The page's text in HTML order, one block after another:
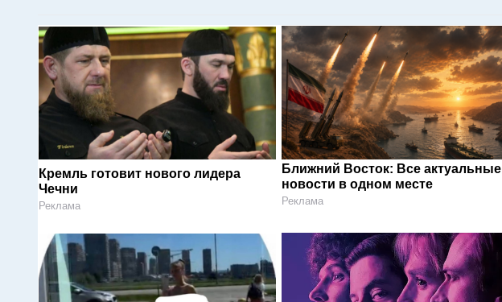
Кремль готовит нового лидера
Чечни
Реклама
Ближний Восток: Все актуальные
новости в одном месте
Реклама